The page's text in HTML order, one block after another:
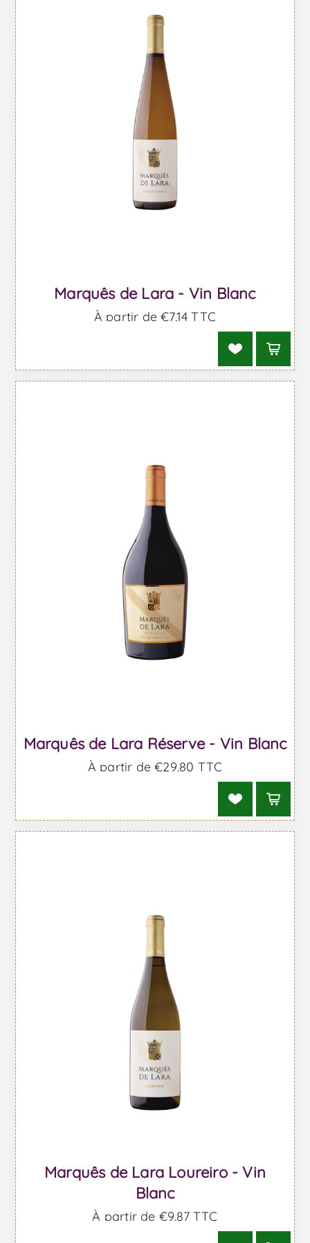
Marquês de Lara - Vin Blanc
À partir de €7,14 TTC
Marquês de Lara Réserve - Vin Blanc
À partir de €29,80 TTC
Marquês de Lara Loureiro - Vin
Blanc
À partir de €9,87 TTC